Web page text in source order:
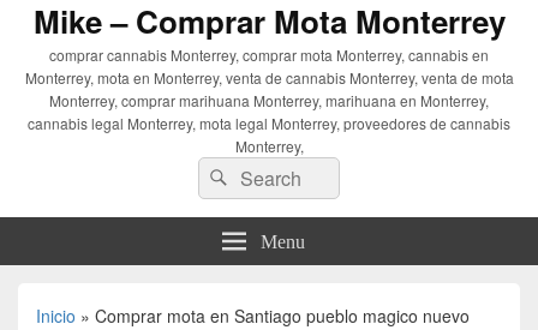
Mike – Comprar Mota Monterrey
comprar cannabis Monterrey, comprar mota Monterrey, cannabis en
Monterrey, mota en Monterrey, venta de cannabis Monterrey, venta de mota
Monterrey, comprar marihuana Monterrey, marihuana en Monterrey,
cannabis legal Monterrey, mota legal Monterrey, proveedores de cannabis
Monterrey,
Search
for:
Search
Menu
Inicio » Comprar mota en Santiago pueblo magico nuevo